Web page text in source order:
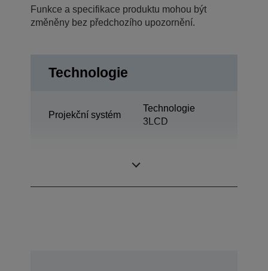
Funkce a specifikace produktu mohou být
změněny bez předchozího upozornění.
Technologie
Projekční systém
Technologie
3LCD